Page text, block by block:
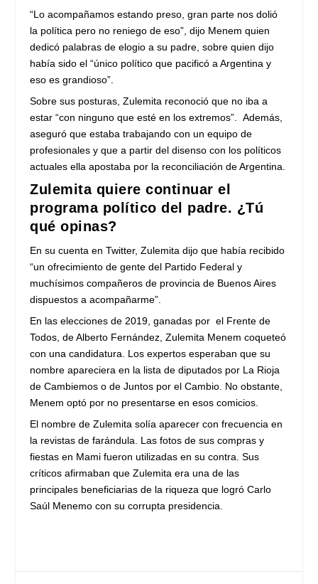
“Lo acompañamos estando preso, gran parte nos dolió
la política pero no reniego de eso”, dijo Menem quien
dedicó palabras de elogio a su padre, sobre quien dijo
había sido el “único político que pacificó a Argentina y
eso es grandioso”.
Sobre sus posturas, Zulemita reconoció que no iba a
estar “con ninguno que esté en los extremos”. Además,
aseguró que estaba trabajando con un equipo de
profesionales y que a partir del disenso con los políticos
actuales ella apostaba por la reconciliación de Argentina.
Zulemita quiere continuar el
programa político del padre. ¿Tú
qué opinas?
En su cuenta en Twitter, Zulemita dijo que había recibido
“un ofrecimiento de gente del Partido Federal y
muchísimos compañeros de provincia de Buenos Aires
dispuestos a acompañarme”.
En las elecciones de 2019, ganadas por el Frente de
Todos, de Alberto Fernández, Zulemita Menem coqueteó
con una candidatura. Los expertos esperaban que su
nombre apareciera en la lista de diputados por La Rioja
de Cambiemos o de Juntos por el Cambio. No obstante,
Menem optó por no presentarse en esos comicios.
El nombre de Zulemita solía aparecer con frecuencia en
la revistas de farándula. Las fotos de sus compras y
fiestas en Mami fueron utilizadas en su contra. Sus
críticos afirmaban que Zulemita era una de las
principales beneficiarias de la riqueza que logró Carlo
Saúl Menemo con su corrupta presidencia.